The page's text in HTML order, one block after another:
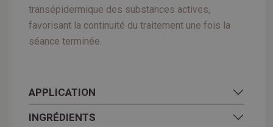
transépidermique des substances actives,
favorisant la continuité du traitement une fois la
séance terminée.
APPLICATION
INGRÉDIENTS